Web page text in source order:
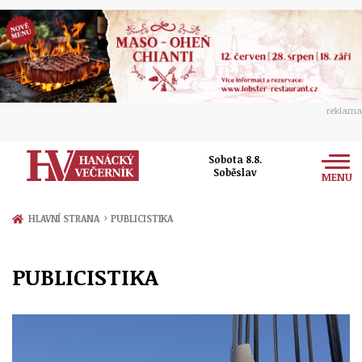
reklama
Sobota 8.8.
Soběslav
MENU
Zprávy
Politika
Kultura
Společnost
HLAVNÍ STRANA › PUBLICISTIKA
PUBLICISTIKA